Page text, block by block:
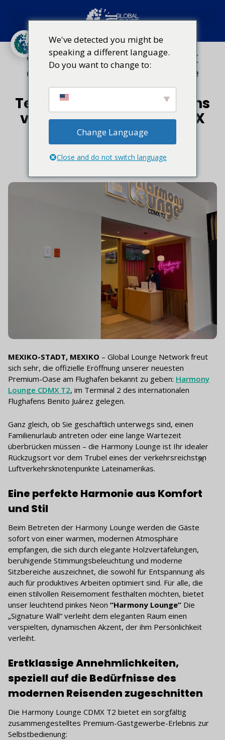
Global Lounge Network
eröffnet die brandneue
Harmony Lounge im
Terminal 2 des Flughafens
von Mexiko-Stadt (CDMX
T2)
Juli 8, 2026
MEXIKO-STADT, MEXIKO – Global Lounge Network freut
sich sehr, die offizielle Eröffnung unserer neuesten
Premium-Oase am Flughafen bekannt zu geben: Harmony
Lounge CDMX T2, im Terminal 2 des internationalen
Flughafens Benito Juárez gelegen.
Ganz gleich, ob Sie geschäftlich unterwegs sind, einen
Familienurlaub antreten oder eine lange Wartezeit
überbrücken müssen – die Harmony Lounge ist Ihr idealer
Rückzugsort vor dem Trubel eines der verkehrsreichsten
Luftverkehrsknotenpunkte Lateinamerikas.
Eine perfekte Harmonie aus Komfort
und Stil
Beim Betreten der Harmony Lounge werden die Gäste
sofort von einer warmen, modernen Atmosphäre
empfangen, die sich durch elegante Holzvertäfelungen,
beruhigende Stimmungsbeleuchtung und moderne
Sitzbereiche auszeichnet, die sowohl für Entspannung als
auch für produktives Arbeiten optimiert sind. Für alle, die
einen stilvollen Reisemoment festhalten möchten, bietet
unser leuchtend pinkes Neon “Harmony Lounge” Die
„Signature Wall“ verleiht dem eleganten Raum einen
verspielten, dynamischen Akzent, der ihm Persönlichkeit
verleiht.
Erstklassige Annehmlichkeiten,
speziell auf die Bedürfnisse des
modernen Reisenden zugeschnitten
Die Harmony Lounge CDMX T2 bietet ein sorgfältig
zusammengestelltes Premium-Gastgewerbe-Erlebnis zur
Selbstbedienung:
We've detected you might be
speaking a different language.
Do you want to change to:
Change Language
Close and do not switch language